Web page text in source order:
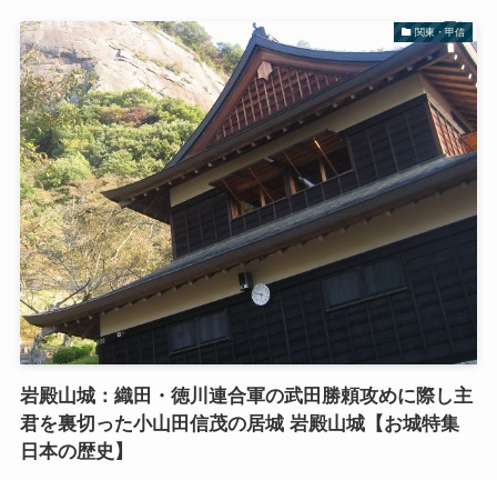
関東・甲信
岩殿山城：織田・徳川連合軍の武田勝頼攻めに際し主
君を裏切った小山田信茂の居城 岩殿山城【お城特集
日本の歴史】